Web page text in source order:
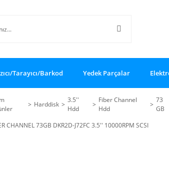
Tarayıcı/Barkod Yedek Parçalar
Harddisk
3.5''
Hdd
Fiber Channel
Hdd
73
GB